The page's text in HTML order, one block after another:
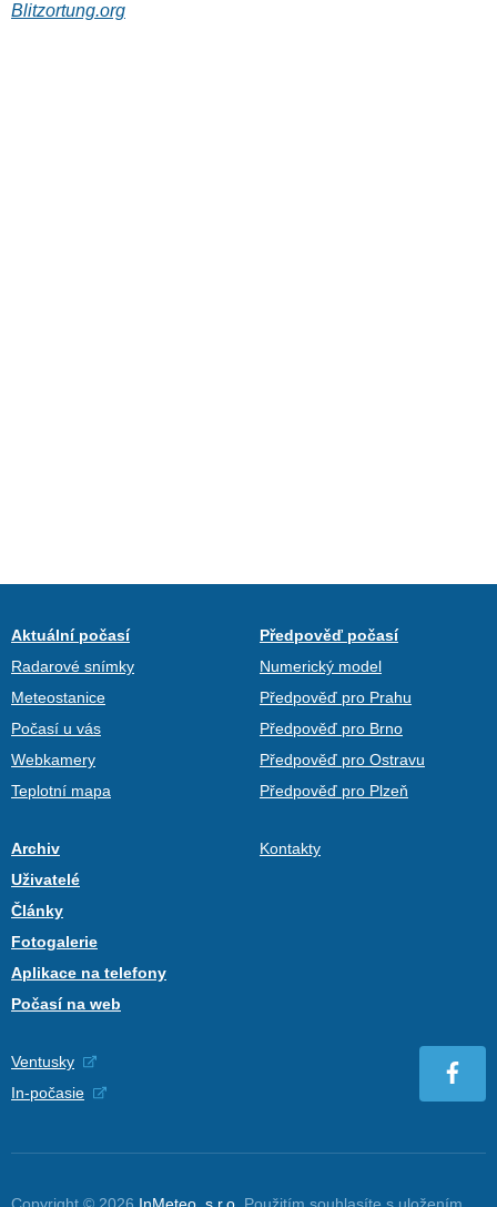
Blitzortung.org
Aktuální počasí
Radarové snímky
Meteostanice
Počasí u vás
Webkamery
Teplotní mapa
Předpověď počasí
Numerický model
Předpověď pro Prahu
Předpověď pro Brno
Předpověď pro Ostravu
Předpověď pro Plzeň
Archiv
Uživatelé
Články
Fotogalerie
Aplikace na telefony
Počasí na web
Kontakty
Ventusky
In-počasie
Copyright © 2026 InMeteo, s.r.o. Použitím souhlasíte s uložením